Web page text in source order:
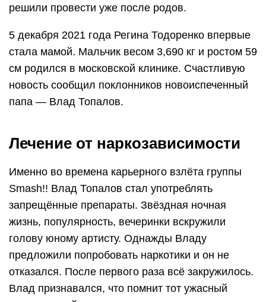
решили провести уже после родов.
5 декабря 2021 года Регина Тодоренко впервые
стала мамой. Мальчик весом 3,690 кг и ростом 59
см родился в московской клинике. Счастливую
новость сообщил поклонников новоиспеченный
папа — Влад Топалов.
Лечение от наркозависимости
Именно во времена карьерного взлёта группы
Smash!! Влад Топалов стал употреблять
запрещённые препараты. Звёздная ночная
жизнь, популярность, вечеринки вскружили
голову юному артисту. Однажды Владу
предложили попробовать наркотики и он не
отказался. После первого раза всё закружилось.
Влад признавался, что помнит тот ужасный